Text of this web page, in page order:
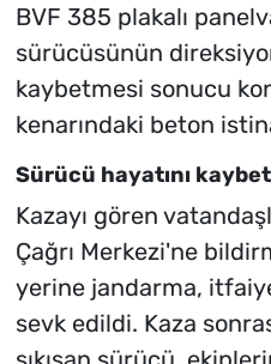
BVF 385 plakalı
sürücüsünün
kaybetmesi sonucu
kenarındaki beton
Sürücü hayatını
Kazayı gören
Çağrı Merkezi'ne
yerine jandarma,
sevk edildi. Kaza